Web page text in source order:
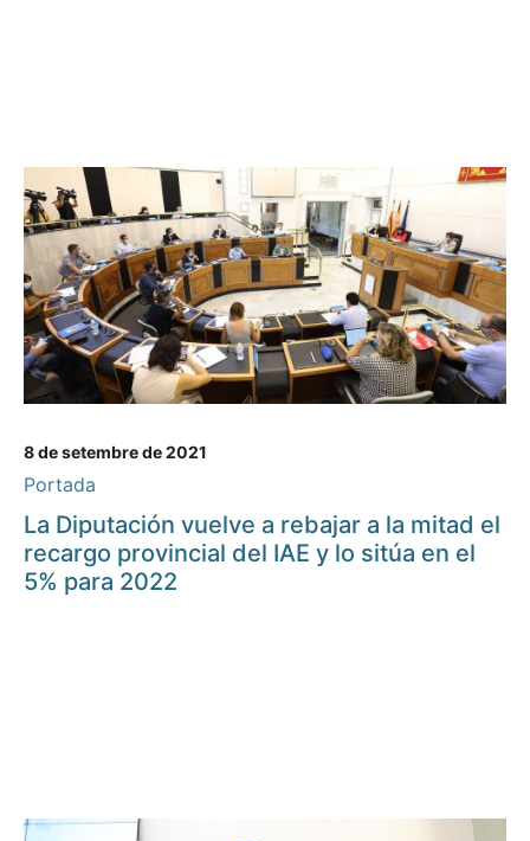
8 de setembre de 2021
Portada
La Diputación vuelve a rebajar a la mitad el
recargo provincial del IAE y lo sitúa en el
5% para 2022